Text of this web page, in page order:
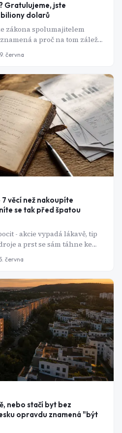
Gratulujeme, jste
dolarů
zákona spolumajitelem
a proč na tom záleží
června
věcí než nakoupíte
se tak před špatou
- akcie vypadá lákavě, tip
a prst se sám táhne ke
zpomalit a projít checklist.
června
nebo stačí byt bez
opravdu znamená "být